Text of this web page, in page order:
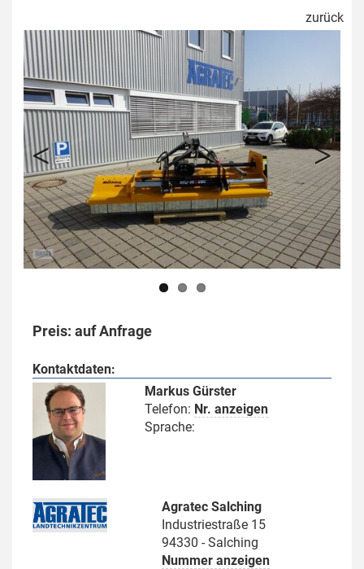
zurück
Previous Next
Preis: auf Anfrage
Kontaktdaten:
Markus Gürster
Telefon: Nr. anzeigen
Sprache:
Agratec Salching
Industriestraße 15
94330 - Salching
Nummer anzeigen